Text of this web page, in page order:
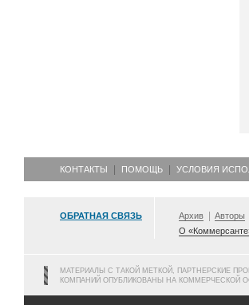
КОНТАКТЫ ПОМОЩЬ УСЛОВИЯ
ОБРАТНАЯ СВЯЗЬ Архив Авторы
О
МАТЕРИАЛЫ С ТАКОЙ МЕТКОЙ, ПАРТНЕРСКИЕ
КОМПАНИЙ ОПУБЛИКОВАНЫ НА КОММЕРЧЕСКОЙ